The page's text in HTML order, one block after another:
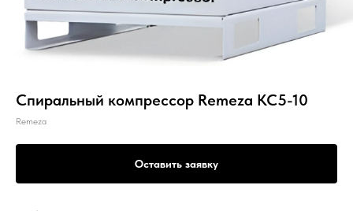
Спиральный компрессор Remeza КС5-10
Remeza
Оставить заявку